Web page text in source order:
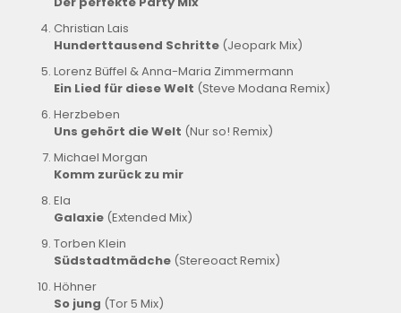
Christian Lais
Hunderttausend Schritte (Jeopark Mix)
Lorenz Büffel & Anna-Maria Zimmermann
Ein Lied für diese Welt (Steve Modana Remix)
Herzbeben
Uns gehört die Welt (Nur so! Remix)
Michael Morgan
Komm zurück zu mir
Ela
Galaxie (Extended Mix)
Torben Klein
Südstadtmädche (Stereoact Remix)
Höhner
So jung (Tor 5 Mix)